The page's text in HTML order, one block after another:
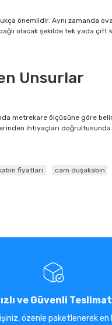
önemlidir. Aynı
olacak şekilde tek yada çift
Unsurlar
metrekare ölçüsüne göre
ihtiyaçları
fiyatları cam duşakabin
ve Güvenli Teslimat
özenle paketlenerek en